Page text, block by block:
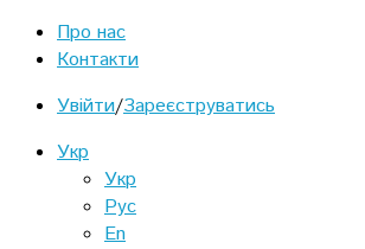
Про нас
Контакти
Увійти/Зареєструватись
Укр
Укр
Рус
En